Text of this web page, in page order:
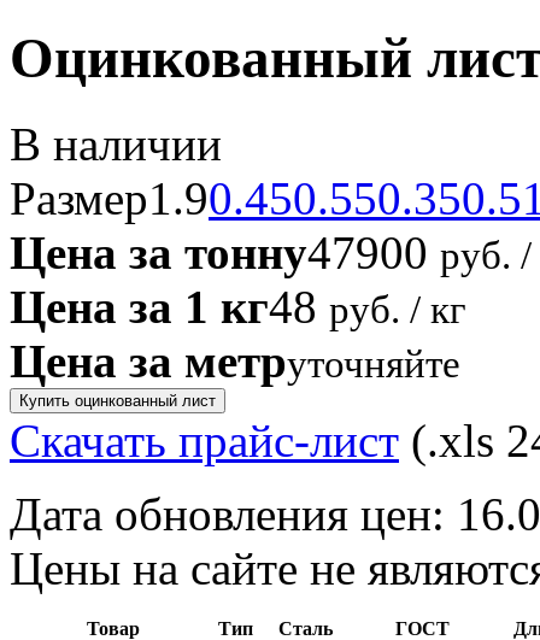
Оцинкованный
В наличии
Размер1.90.450.550.350.5
Цена за тонну47900 руб. /
Цена за 1 кг48 руб. / кг
Цена за метруточняйте
Купить оцинкованный лист
Скачать прайс-лист (.xls
Дата обновления цен:
Цены на сайте не
Товар Тип Сталь ГОСТ